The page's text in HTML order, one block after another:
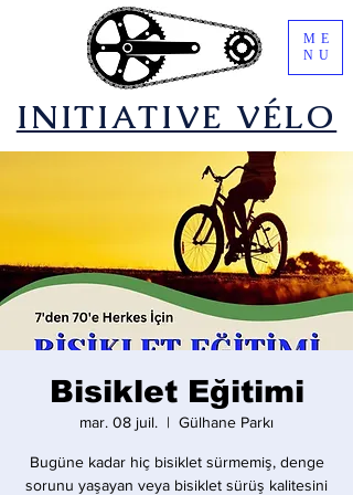
​INITIATIVE VÉLO
ME
NU
Bisiklet Eğitimi
mar. 08 juil.
  |
Gülhane Parkı
Bugüne kadar hiç bisiklet sürmemiş, denge
sorunu yaşayan veya bisiklet sürüş kalitesini